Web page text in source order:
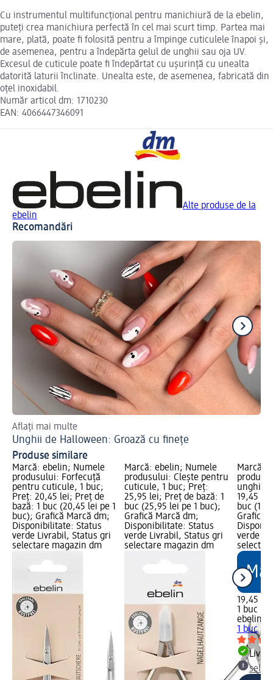
Cu instrumentul multifuncțional pentru manichiură de la ebelin,
puteți crea manichiura perfectă în cel mai scurt timp. Partea mai
mare, plată, poate fi folosită pentru a împinge cuticulele înapoi și,
de asemenea, pentru a îndepărta gelul de unghii sau oja UV.
Excesul de cuticule poate fi îndepărtat cu ușurință cu unealta
datorită laturii înclinate. Unealta este, de asemenea, fabricată din
oțel inoxidabil.
Număr articol dm: 1710230
EAN: 4066447346091
Alte produse de la
ebelin
Recomandări
Aflați mai multe
Unghii de Halloween: Groază cu finețe
Produse similare
Marcă: ebelin; Numele
produsului: Forfecuță
pentru cuticule, 1 buc;
Preț: 20,45 lei; Preț de
bază: 1 buc (20,45 lei pe 1
buc); Grafică Marcă dm;
Disponibilitate: Status
verde Livrabil, Status gri
selectare magazin dm
Marcă: ebelin; Numele
produsului: Clește pentru
cuticule, 1 buc; Preț:
25,95 lei; Preț de bază: 1
buc (25,95 lei pe 1 buc);
Grafică Marcă dm;
Disponibilitate: Status
verde Livrabil, Status gri
selectare magazin dm
Marcă:
unghii,
19,45
buc
Grafică
verde
19,45 lei
1 buc
ebelin
1 buc